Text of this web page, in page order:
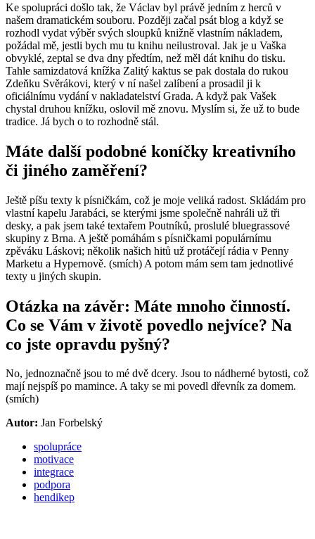
Ke spolupráci došlo tak, že Václav byl právě jedním z herců v
našem dramatickém souboru. Později začal psát blog a když se
rozhodl vydat výběr svých sloupků knižně vlastním nákladem,
požádal mě, jestli bych mu tu knihu neilustroval. Jak je u Vaška
obvyklé, zeptal se dva dny předtím, než měl dát knihu do tisku.
Tahle samizdatová knížka Zalitý kaktus se pak dostala do rukou
Zdeňku Svěrákovi, který v ní našel zalíbení a prosadil ji k
oficiálnímu vydání v nakladatelství Grada. A když pak Vašek
chystal druhou knížku, oslovil mě znovu. Myslím si, že už to bude
tradice. Já bych o to rozhodně stál.
Máte další podobné koníčky kreativního
či jiného zaměření?
Ještě píšu texty k písničkám, což je moje veliká radost. Skládám pro
vlastní kapelu Jarabáci, se kterými jsme společně nahráli už tři
desky, a pak jsem také textařem Poutníků, proslulé bluegrassové
skupiny z Brna. A ještě pomáhám s písničkami populárnímu
zpěváku Láskovi; několik našich hitů už protáčejí rádia v Penny
Marketu a Hypernově. (smích) A potom mám sem tam jednotlivé
texty u jiných skupin.
Otázka na závěr: Máte mnoho činností.
Co se Vám v životě povedlo nejvíce? Na
co jste opravdu pyšný?
No, jednoznačně jsou to mé dvě dcery. Jsou to nádherné bytosti, což
mají nejspíš po mamince. A taky se mi povedl dřevník za domem.
(smích)
Autor: Jan Forbelský
spolupráce
motivace
integrace
podpora
hendikep